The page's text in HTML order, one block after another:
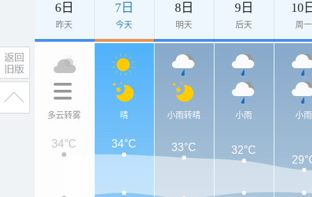
6日
昨天
7日
今天
8日
明天
9日
后天
10
周一
多云转雾 晴 小雨转晴 小雨 小雨
34°C 34°C 33°C 32°C